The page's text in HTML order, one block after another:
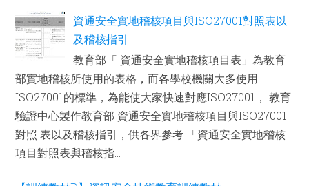
資通安全實地稽核項目與ISO27001對照表以
及稽核指引
教育部「 資通安全實地稽核項目表」為教育
部實地稽核所使用的表格，而各學校機關大多使用
ISO27001的標準，為能使大家快速對應ISO27001， 教育
驗證中心製作教育部 資通安全實地稽核項目與ISO27001
對照 表以及稽核指引，供各界參考 「資通安全實地稽核
項目對照表與稽核指...